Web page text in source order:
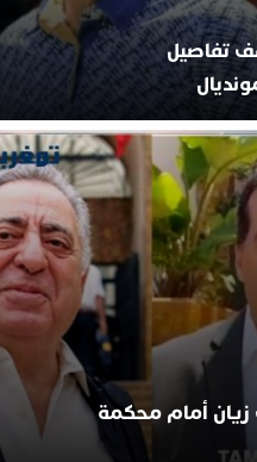
تفاصيل
زيان أمام محكمة